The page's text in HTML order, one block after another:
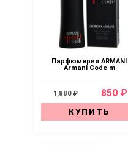
Парфюмерия ARMANI
Armani Code m
1,880 ₽ 850 ₽
КУПИТЬ